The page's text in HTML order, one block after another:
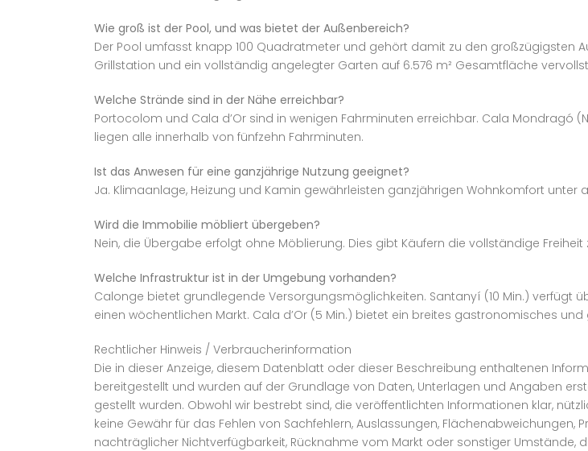
Wie groß ist der Pool, und was bietet der Außenbereich?
Der Pool umfasst knapp 100 Quadratmeter und gehört damit zu den großzügigsten
Grillstation und ein vollständig angelegter Garten auf 6.576 m² Gesamtfläche
Welche Strände sind in der Nähe erreichbar?
Portocolom und Cala d’Or sind in wenigen Fahrminuten erreichbar. Cala Mondragó
liegen alle innerhalb von fünfzehn Fahrminuten.
Ist das Anwesen für eine ganzjährige Nutzung geeignet?
Ja. Klimaanlage, Heizung und Kamin gewährleisten ganzjährigen Wohnkomfort unter
Wird die Immobilie möbliert übergeben?
Nein, die Übergabe erfolgt ohne Möblierung. Dies gibt Käufern die vollständige
Welche Infrastruktur ist in der Umgebung vorhanden?
Calonge bietet grundlegende Versorgungsmöglichkeiten. Santanyí (10 Min.) verfügt
einen wöchentlichen Markt. Cala d’Or (5 Min.) bietet ein breites gastronomisches
Rechtlicher Hinweis / Verbraucherinformation
Die in dieser Anzeige, diesem Datenblatt oder dieser Beschreibung enthaltenen
bereitgestellt und wurden auf der Grundlage von Daten, Unterlagen und Angaben
gestellt wurden. Obwohl wir bestrebt sind, die veröffentlichten Informationen klar,
keine Gewähr für das Fehlen von Sachfehlern, Auslassungen,
nachträglicher Nichtverfügbarkeit, Rücknahme vom Markt oder sonstiger Umstände,